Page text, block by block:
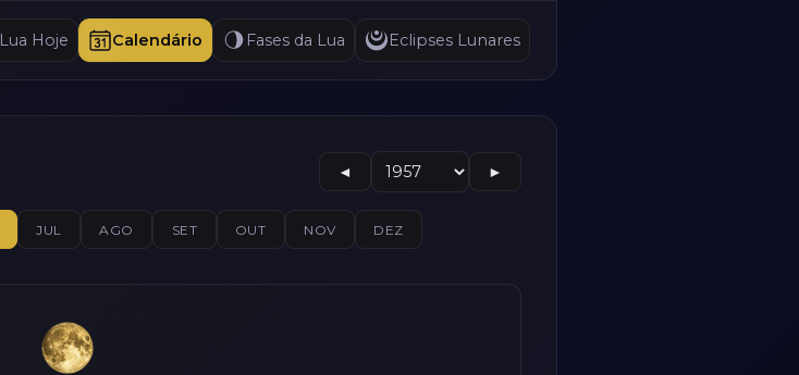
Lua Hoje Calendário Fases da Lua Eclipses Lunares
◄ ►
JUL AGO SET OUT NOV DEZ